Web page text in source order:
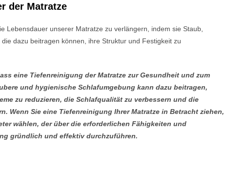
der Matratze
Lebensdauer unserer Matratze zu verlängern, indem sie Staub,
dazu beitragen können, ihre Struktur und Festigkeit zu
eine Tiefenreinigung der Matratze zur Gesundheit und zum
und hygienische Schlafumgebung kann dazu beitragen,
zu reduzieren, die Schlafqualität zu verbessern und die
Wenn Sie eine Tiefenreinigung Ihrer Matratze in Betracht ziehen,
wählen, der über die erforderlichen Fähigkeiten und
gründlich und effektiv durchzuführen.